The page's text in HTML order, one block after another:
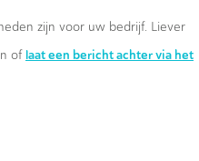
zijn voor uw bedrijf. Liever
of laat een bericht achter via het